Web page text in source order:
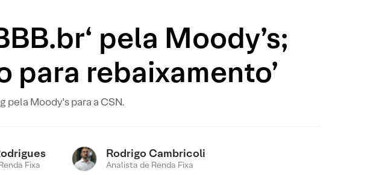
pela Moody’s;
para rebaixamento’
pela Moody's para a CSN.
Fixa
Rodrigo Cambricoli
Analista de Renda Fixa